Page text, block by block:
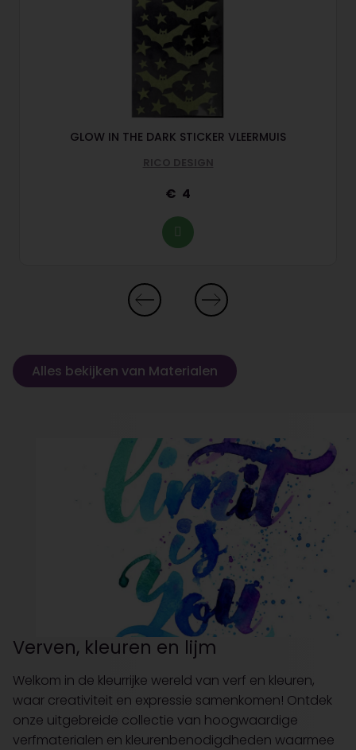
GLOW IN THE DARK STICKER VLEERMUIS
RICO DESIGN
4
Alles bekijken van Materialen
Verven, kleuren en lijm
Welkom in de kleurrijke wereld van verf en kleuren,
waar creativiteit en expressie samenkomen! Ontdek
onze uitgebreide collectie van hoogwaardige
verfmaterialen en kleurenbenodigdheden waarmee